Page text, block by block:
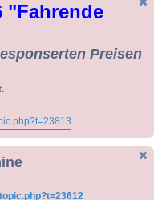
"Fahrende
Preisen